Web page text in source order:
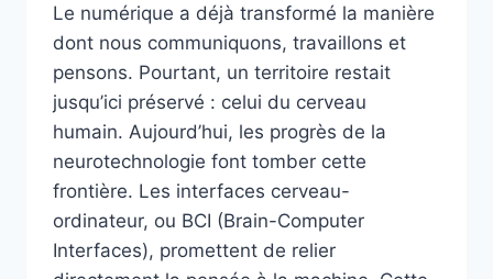
Le numérique a déjà transformé la manière
dont nous communiquons, travaillons et
pensons. Pourtant, un territoire restait
jusqu’ici préservé : celui du cerveau
humain. Aujourd’hui, les progrès de la
neurotechnologie font tomber cette
frontière. Les interfaces cerveau-
ordinateur, ou BCI (Brain-Computer
Interfaces), promettent de relier